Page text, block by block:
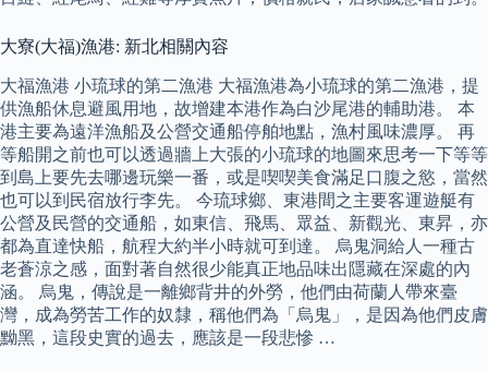
大寮(大福)漁港: 新北相關內容
大福漁港 小琉球的第二漁港 大福漁港為小琉球的第二漁港，提
供漁船休息避風用地，故增建本港作為白沙尾港的輔助港。 本
港主要為遠洋漁船及公營交通船停舶地點，漁村風味濃厚。 再
等船開之前也可以透過牆上大張的小琉球的地圖來思考一下等等
到島上要先去哪邊玩樂一番，或是喫喫美食滿足口腹之慾，當然
也可以到民宿放行李先。 今琉球鄉、東港間之主要客運遊艇有
公營及民營的交通船，如東信、飛馬、眾益、新觀光、東昇，亦
都為直達快船，航程大約半小時就可到達。 烏鬼洞給人一種古
老蒼涼之感，面對著自然很少能真正地品味出隱藏在深處的內
涵。 烏鬼，傳說是一離鄉背井的外勞，他們由荷蘭人帶來臺
灣，成為勞苦工作的奴隸，稱他們為「烏鬼」，是因為他們皮膚
黝黑，這段史實的過去，應該是一段悲慘 …